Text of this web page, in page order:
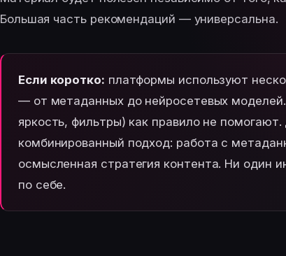
Большая часть рекомендаций — универсальна.
Если коротко: платформы используют
— от метаданных до нейросетевых
яркость, фильтры) как правило не
комбинированный подход: работа с
осмысленная стратегия контента. Ни один
по себе.